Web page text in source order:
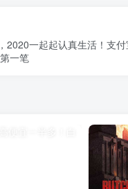
2020一起起认真生活！支
一笔